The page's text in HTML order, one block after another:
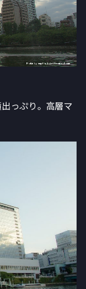
っぷり。高層マ